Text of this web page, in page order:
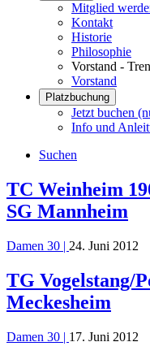
Mitglied
Kontakt
Historie
Philosophie
Vorstand -
Vorstand
Platzbuchung
Jetzt buchen
Info und
Suchen
TC Weinheim
SG Mannheim
Damen 30 | 24. Juni 2012
TG Vogelstang/
Meckesheim
Damen 30 | 17. Juni 2012